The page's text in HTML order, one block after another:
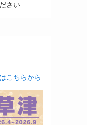
さい
こちらから